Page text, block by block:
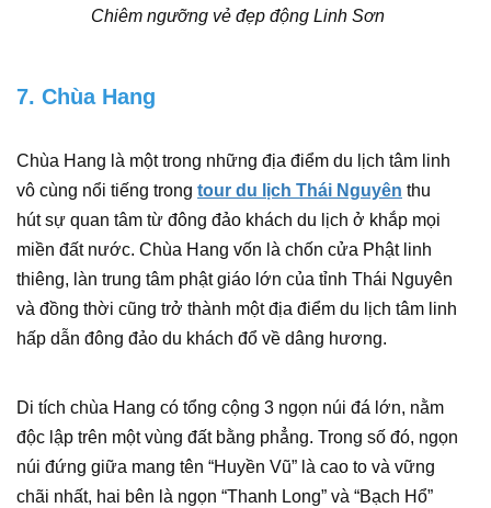
Chiêm ngưỡng vẻ đẹp động Linh Sơn
7. Chùa Hang
Chùa Hang là một trong những địa điểm du lịch tâm linh
vô cùng nổi tiếng trong tour du lịch Thái Nguyên thu
hút sự quan tâm từ đông đảo khách du lịch ở khắp mọi
miền đất nước. Chùa Hang vốn là chốn cửa Phật linh
thiêng, làn trung tâm phật giáo lớn của tỉnh Thái Nguyên
và đồng thời cũng trở thành một địa điểm du lịch tâm linh
hấp dẫn đông đảo du khách đổ về dâng hương.
Di tích chùa Hang có tổng cộng 3 ngọn núi đá lớn, nằm
độc lập trên một vùng đất bằng phẳng. Trong số đó, ngọn
núi đứng giữa mang tên “Huyền Vũ” là cao to và vững
chãi nhất, hai bên là ngọn “Thanh Long” và “Bạch Hổ”